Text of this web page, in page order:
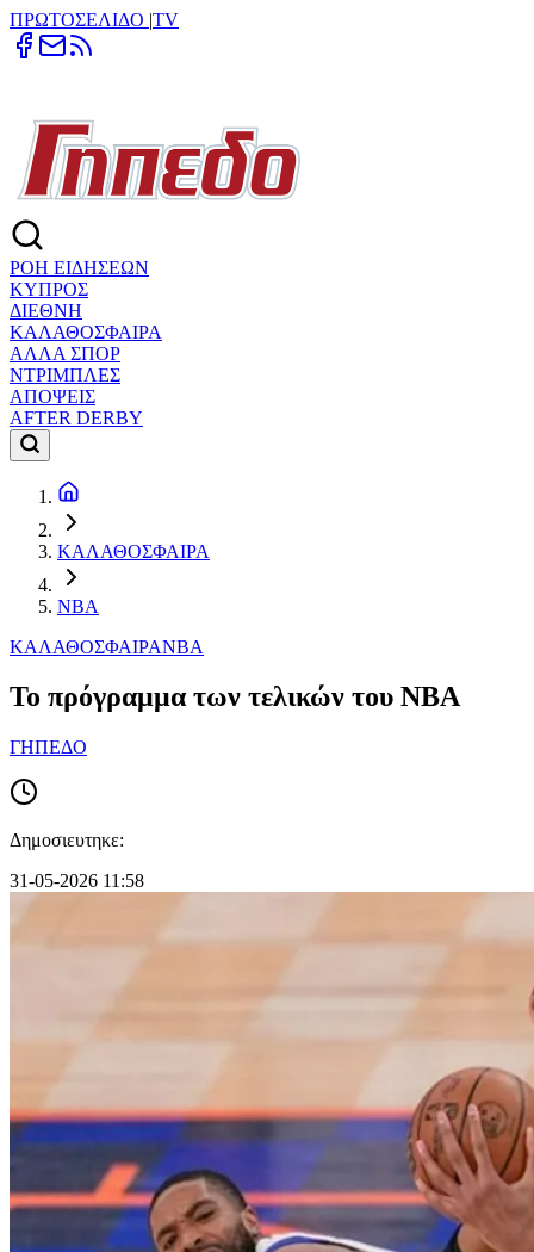
ΠΡΩΤΟΣΕΛΙΔΟ |TV
ΡΟΗ ΕΙΔΗΣΕΩΝ
ΚΥΠΡΟΣ
ΔΙΕΘΝΗ
ΚΑΛΑΘΟΣΦΑΙΡΑ
ΑΛΛΑ ΣΠΟΡ
ΝΤΡΙΜΠΛΕΣ
ΑΠΟΨΕΙΣ
AFTER DERBY
ΚΑΛΑΘΟΣΦΑΙΡΑ
NBA
ΚΑΛΑΘΟΣΦΑΙΡΑNBA
Το πρόγραμμα των τελικών του ΝΒΑ
ΓΗΠΕΔΟ
Δημοσιευτηκε:
31-05-2026 11:58